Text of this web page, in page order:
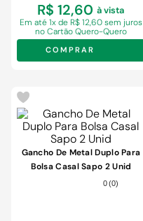
R$ 12,60 à vista
Em até 1x de R$ 12,60 sem juros
no Cartão Quero-Quero
COMPRAR
Gancho De Metal Duplo Para
Bolsa Casal Sapo 2 Unid
0 (0)